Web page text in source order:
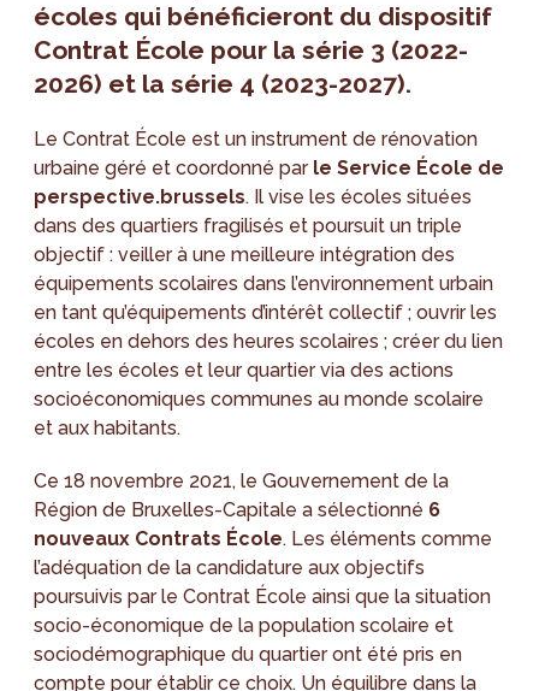
écoles qui bénéficieront du dispositif
Contrat École pour la série 3 (2022-
2026) et la série 4 (2023-2027).
Le Contrat École est un instrument de rénovation
urbaine géré et coordonné par le Service École de
perspective.brussels. Il vise les écoles situées
dans des quartiers fragilisés et poursuit un triple
objectif : veiller à une meilleure intégration des
équipements scolaires dans l’environnement urbain
en tant qu’équipements d’intérêt collectif ; ouvrir les
écoles en dehors des heures scolaires ; créer du lien
entre les écoles et leur quartier via des actions
socioéconomiques communes au monde scolaire
et aux habitants.
Ce 18 novembre 2021, le Gouvernement de la
Région de Bruxelles-Capitale a sélectionné 6
nouveaux Contrats École. Les éléments comme
l’adéquation de la candidature aux objectifs
poursuivis par le Contrat École ainsi que la situation
socio-économique de la population scolaire et
sociodémographique du quartier ont été pris en
compte pour établir ce choix. Un équilibre dans la